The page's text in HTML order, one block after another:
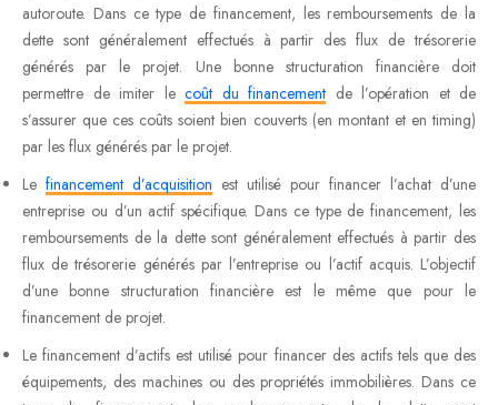
autoroute. Dans ce type de financement, les remboursements de la
dette sont généralement effectués à partir des flux de trésorerie
générés par le projet. Une bonne structuration financière doit
permettre de imiter le coût du financement de l’opération et de
s’assurer que ces coûts soient bien couverts (en montant et en timing)
par les flux générés par le projet.
Le financement d’acquisition est utilisé pour financer l’achat d’une
entreprise ou d’un actif spécifique. Dans ce type de financement, les
remboursements de la dette sont généralement effectués à partir des
flux de trésorerie générés par l’entreprise ou l’actif acquis. L’objectif
d’une bonne structuration financière est le même que pour le
financement de projet.
Le financement d’actifs est utilisé pour financer des actifs tels que des
équipements, des machines ou des propriétés immobilières. Dans ce